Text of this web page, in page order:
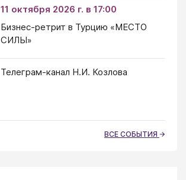
11 октября 2026 г. в 17:00
Бизнес-ретрит в Турцию «МЕСТО
СИЛЫ»
Телеграм-канал Н.И. Козлова
ВСЕ СОБЫТИЯ